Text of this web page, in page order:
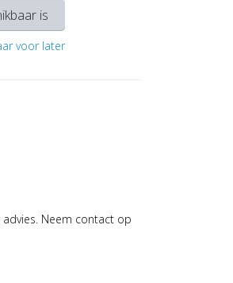
is
voor later
Neem contact op